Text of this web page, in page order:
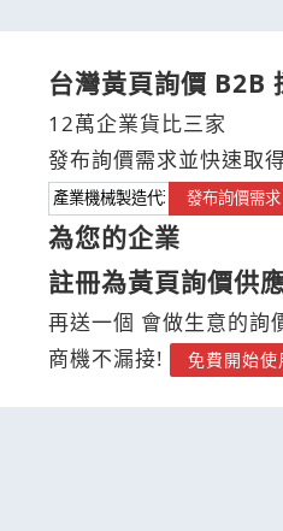
台灣黃頁詢價 B2B
12萬企業貨比三家
發布詢價需求並快速取
發布詢價需求
為您的企業
註冊為黃頁詢價供
再送一個 會做生意的詢
商機不漏接!
免費開始使